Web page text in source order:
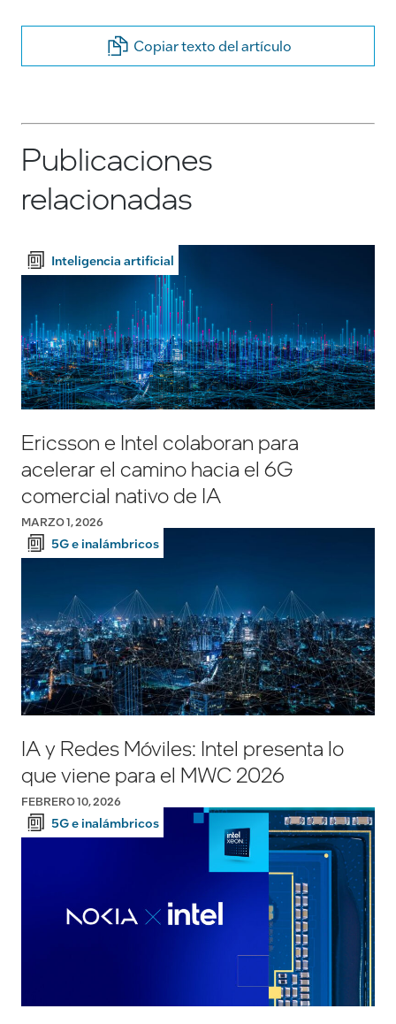
Copiar texto del artículo
Publicaciones
relacionadas
Inteligencia artificial
Ericsson e Intel colaboran para
acelerar el camino hacia el 6G
comercial nativo de IA
MARZO 1, 2026
5G e inalámbricos
IA y Redes Móviles: Intel presenta lo
que viene para el MWC 2026
FEBRERO 10, 2026
5G e inalámbricos